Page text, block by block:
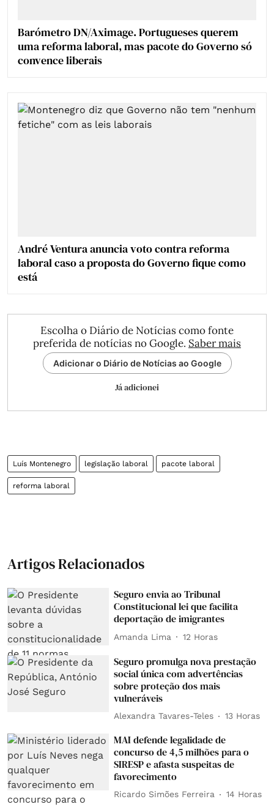
Barómetro DN/Aximage. Portugueses querem
uma reforma laboral, mas pacote do Governo só
convence liberais
André Ventura anuncia voto contra reforma
laboral caso a proposta do Governo fique como
está
Escolha o Diário de Notícias como fonte
preferida de notícias no Google. Saber mais
Adicionar o Diário de Notícias ao Google
Já adicionei
Luís Montenegro legislação laboral pacote laboral
reforma laboral
Artigos Relacionados
Seguro envia ao Tribunal
Constitucional lei que facilita
deportação de imigrantes
Amanda Lima 12 Horas
Seguro promulga nova prestação
social única com advertências
sobre proteção dos mais
vulneráveis
Alexandra Tavares-Teles 13 Horas
MAI defende legalidade de
concurso de 4,5 milhões para o
SIRESP e afasta suspeitas de
favorecimento
Ricardo Simões Ferreira 14 Horas